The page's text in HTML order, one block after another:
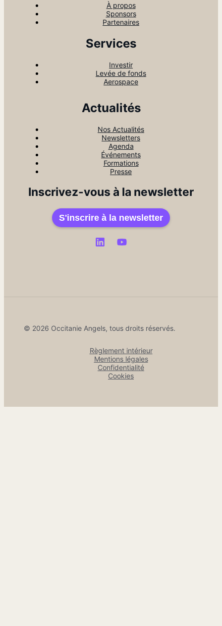
À propos
Sponsors
Partenaires
Services
Investir
Levée de fonds
Aerospace
Actualités
Nos Actualités
Newsletters
Agenda
Événements
Formations
Presse
Inscrivez-vous à la newsletter
S'inscrire à la newsletter
© 2026 Occitanie Angels, tous droits réservés.
Règlement intérieur
Mentions légales
Confidentialité
Cookies